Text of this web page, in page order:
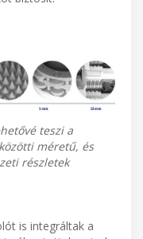
teszi a
méretű, és
részletek
is integráltak a